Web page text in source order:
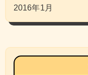
2016年1月